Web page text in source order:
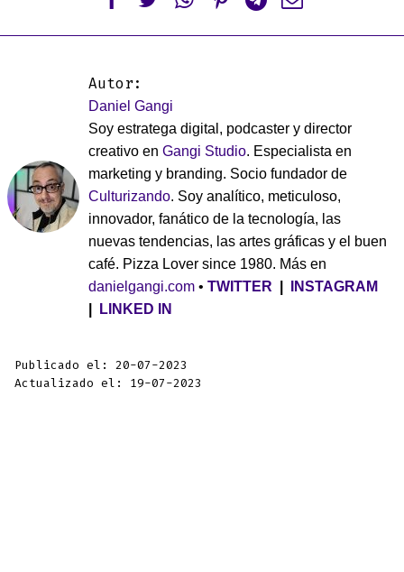
Autor:
Daniel Gangi
Soy estratega digital, podcaster y director
creativo en Gangi Studio. Especialista en
marketing y branding. Socio fundador de
Culturizando. Soy analítico, meticuloso,
innovador, fanático de la tecnología, las
nuevas tendencias, las artes gráficas y el buen
café. Pizza Lover since 1980. Más en
danielgangi.com • TWITTER
INSTAGRAM
LINKED IN
Publicado el: 20-07-2023
Actualizado el: 19-07-2023